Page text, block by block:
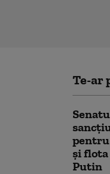
Te-ar
pentru
și
Putin